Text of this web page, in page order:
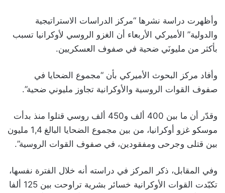
وأظهرت دراسة نشرها “مركز الدراسات الاستراتيجية
والدولية” الأميركي الأربعاء أن الغزو الروسي لأوكرانيا تسبب
بأكثر من مليونَي ضحية في صفوف العسكريين.
وأفاد مركز البحوث الأميركي بأن “مجموع الضحايا في
صفوف القوات الروسية والأوكرانية تجاوز مليوني ضحية”.
وقدّر أن ما بين 400 ألف و450 ألف روسي قتلوا منذ بدأت
موسكو غزو أوكرانيا، من بين مجموع الضحايا البالغ 1,4 مليون
بين قتلى وجرحى ومفقودين، في صفوف القوات الروسية”.
وفي المقابل، ذكر المركز في دراسته أنه خلال الفترة نفسها،
تكبّدت القوات الأوكرانية خسائر بشرية تراوحت بين 125 ألفا